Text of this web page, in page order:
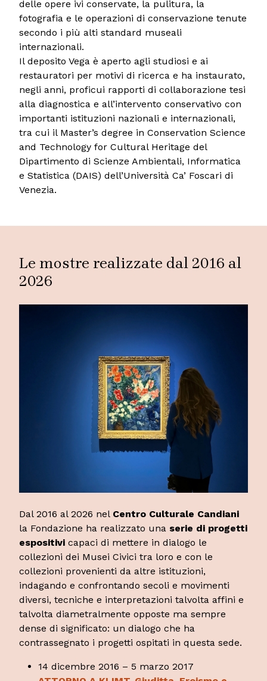
delle opere ivi conservate, la pulitura, la
fotografia e le operazioni di conservazione tenute
secondo i più alti standard museali
internazionali.
Il deposito Vega è aperto agli studiosi e ai
restauratori per motivi di ricerca e ha instaurato,
negli anni, proficui rapporti di collaborazione tesi
alla diagnostica e all’intervento conservativo con
importanti istituzioni nazionali e internazionali,
tra cui il Master’s degree in Conservation Science
and Technology for Cultural Heritage del
Dipartimento di Scienze Ambientali, Informatica
e Statistica (DAIS) dell’Università Ca’ Foscari di
Venezia.
Le mostre realizzate dal 2016 al
2026
Dal 2016 al 2026 nel Centro Culturale Candiani
la Fondazione ha realizzato una serie di progetti
espositivi capaci di mettere in dialogo le
collezioni dei Musei Civici tra loro e con le
collezioni provenienti da altre istituzioni,
indagando e confrontando secoli e movimenti
diversi, tecniche e interpretazioni talvolta affini e
talvolta diametralmente opposte ma sempre
dense di significato: un dialogo che ha
contrassegnato i progetti ospitati in questa sede.
14 dicembre 2016 – 5 marzo 2017